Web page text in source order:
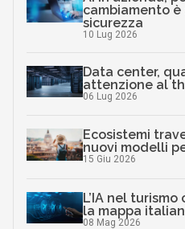
cambiamento
sicurezza
10 Lug 2026
Data center,
attenzione al
06 Lug 2026
Ecosistemi
nuovi modelli
15 Giu 2026
L’IA nel
la mappa
08 Mag 2026